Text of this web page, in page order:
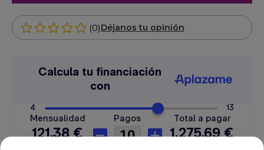
(0)Déjanos tu opinión